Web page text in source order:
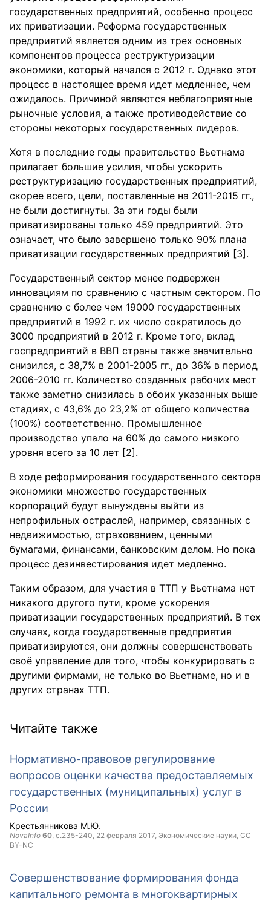
государственных предприятий, особенно процесс
их приватизации. Реформа государственных
предприятий является одним из трех основных
компонентов процесса реструктуризации
экономики, который начался с 2012 г. Однако этот
процесс в настоящее время идет медленнее, чем
ожидалось. Причиной являются неблагоприятные
рыночные условия, а также противодействие со
стороны некоторых государственных лидеров.
Хотя в последние годы правительство Вьетнама
прилагает большие усилия, чтобы ускорить
реструктуризацию государственных предприятий,
скорее всего, цели, поставленные на 2011-2015 гг.,
не были достигнуты. За эти годы были
приватизированы только 459 предприятий. Это
означает, что было завершено только 90% плана
приватизации государственных предприятий [3].
Государственный сектор менее подвержен
инновациям по сравнению с частным сектором. По
сравнению с более чем 19000 государственных
предприятий в 1992 г. их число сократилось до
3000 предприятий в 2012 г. Кроме того, вклад
госпредприятий в ВВП страны также значительно
снизился, с 38,7% в 2001-2005 гг., до 36% в период
2006-2010 гг. Количество созданных рабочих мест
также заметно снизилась в обоих указанных выше
стадиях, с 43,6% до 23,2% от общего количества
(100%) соответственно. Промышленное
производство упало на 60% до самого низкого
уровня всего за 10 лет [2].
В ходе реформирования государственного сектора
экономики множество государственных
корпораций будут вынуждены выйти из
непрофильных остраслей, например, связанных с
недвижимостью, страхованием, ценными
бумагами, финансами, банковским делом. Но пока
процесс дезинвестирования идет медленно.
Таким образом, для участия в ТТП у Вьетнама нет
никакого другого пути, кроме ускорения
приватизации государственных предприятий. В тех
случаях, когда государственные предприятия
приватизируются, они должны совершенствовать
своё управление для того, чтобы конкурировать с
другими фирмами, не только во Вьетнаме, но и в
других странах ТТП.
Читайте также
Нормативно-правовое регулирование
вопросов оценки качества предоставляемых
государственных (муниципальных) услуг в
России
Крестьянникова М.Ю.
NovaInfo 60, с.235-240, 22 февраля 2017, Экономические науки, CC
BY-NC
Совершенствование формирования фонда
капитального ремонта в многоквартирных